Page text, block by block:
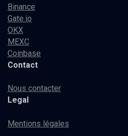
Binance
Gate.io
OKX
MEXC
Coinbase
Contact
Nous contacter
Legal
Mentions légales